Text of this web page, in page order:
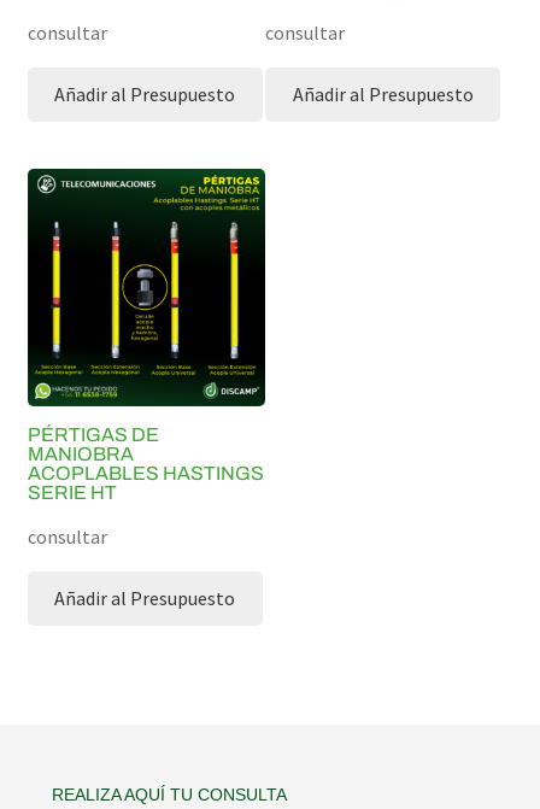
consultar
Añadir al Presupuesto
consultar
Añadir al Presupuesto
PÉRTIGAS DE
MANIOBRA
ACOPLABLES HASTINGS
SERIE HT
consultar
Añadir al Presupuesto
Contacto
REALIZA AQUÍ TU CONSULTA